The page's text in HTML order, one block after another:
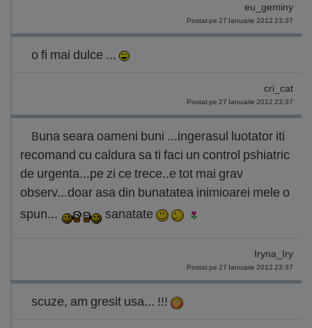
eu_geminy
Postat pe 27 Ianuarie 2012 23:37
o fi mai dulce ...
cri_cat
Postat pe 27 Ianuarie 2012 23:37
Buna seara oameni buni ...ingerasul luotator iti
recomand cu caldura sa ti faci un control pshiatric
de urgenta...pe zi ce trece..e tot mai grav
observ...doar asa din bunatatea inimioarei mele o
spun...
sanatate
Iryna_Iry
Postat pe 27 Ianuarie 2012 23:37
scuze, am gresit usa... !!!